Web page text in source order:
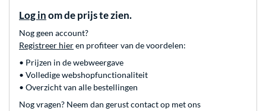
Log in om de prijs te zien.
Nog geen account?
Registreer hieren profiteer van de voordelen:
• Prijzen in de webweergave
• Volledige webshopfunctionaliteit
• Overzicht van alle bestellingen
Nog vragen? Neem dan gerust contact op met ons